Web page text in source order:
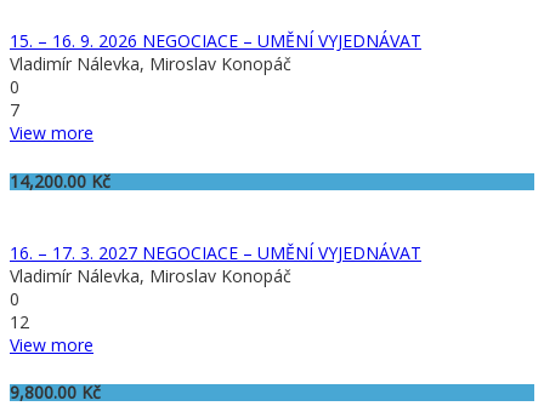
15. – 16. 9. 2026 NEGOCIACE – UMĚNÍ VYJEDNÁVAT
Vladimír Nálevka, Miroslav Konopáč
0
7
View more
14,200.00Kč
16. – 17. 3. 2027 NEGOCIACE – UMĚNÍ VYJEDNÁVAT
Vladimír Nálevka, Miroslav Konopáč
0
12
View more
9,800.00 Kč